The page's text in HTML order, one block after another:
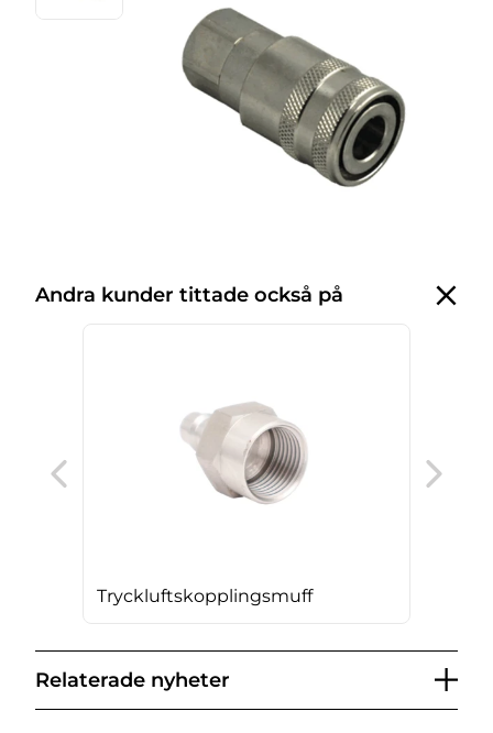
Andra kunder tittade också på
Tryckluftskopplingsmuff
Relaterade nyheter